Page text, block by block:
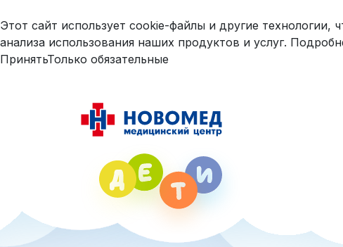
Этот сайт использует cookie-файлы и другие
анализа использования наших продуктов и услуг.
ПринятьТолько обязательные